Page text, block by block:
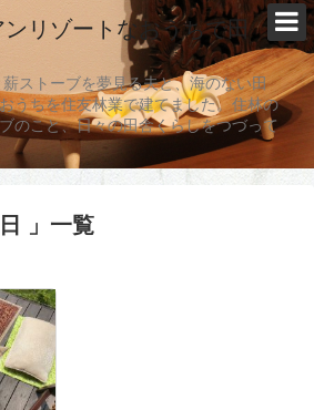
リゾートなおうちで田
ストーブを夢見る夫と、海のない田
うちを住友林業で建てました。住林の
のこと、日々の田舎くらしをつづって
」一覧